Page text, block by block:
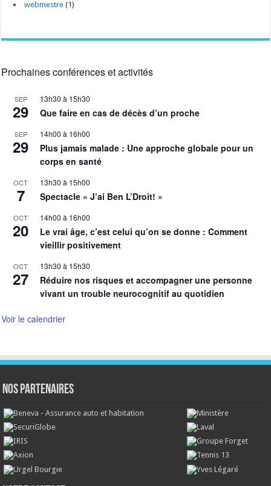
webmestre (1)
Prochaines conférences et activités
SEP
29
13h30 à 15h30
Que faire en cas de décès d’un proche
SEP
29
14h00 à 16h00
Plus jamais malade : Une approche globale pour un
corps en santé
OCT
7
13h30 à 15h00
Spectacle « J’ai Ben L’Droit! »
OCT
20
14h00 à 16h00
Le vrai âge, c’est celui qu’on se donne : Comment
vieillir positivement
OCT
27
13h30 à 15h30
Réduire nos risques et accompagner une personne
vivant un trouble neurocognitif au quotidien
Voir le calendrier
NOS PARTENAIRES